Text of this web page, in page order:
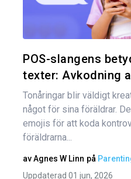
POS-slangens
texter: Avkodning
Tonåringar blir väldigt
något för sina föräldrar.
emojis för att koda
föräldrarna...
avAgnes W Linn på
Uppdaterad 01 jun, 2026